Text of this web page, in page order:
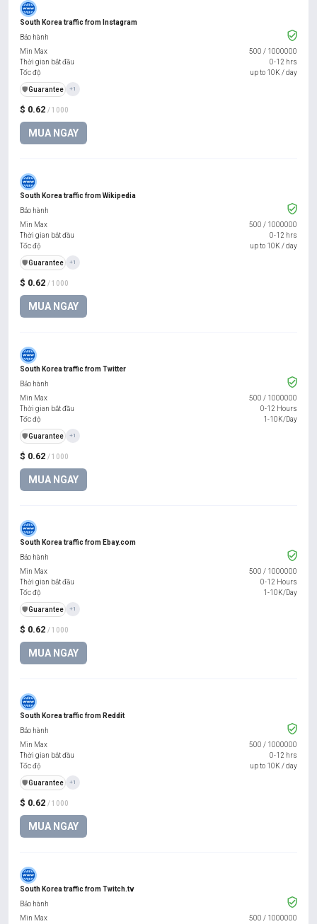
South Korea traffic from Instagram
$ 0.62 / 1000
MUA NGAY
Bảo hành
Min Max
500 / 1000000
Thời gian bắt đầu
0-12 hrs
Tốc độ
up to 10K / day
️🛡️Guarantee +1
South Korea traffic from Wikipedia
$ 0.62 / 1000
MUA NGAY
Bảo hành
Min Max
500 / 1000000
Thời gian bắt đầu
0-12 hrs
Tốc độ
up to 10K / day
️🛡️Guarantee +1
South Korea traffic from Twitter
$ 0.62 / 1000
MUA NGAY
Bảo hành
Min Max
500 / 1000000
Thời gian bắt đầu
0-12 Hours
Tốc độ
1-10K/Day
️🛡️Guarantee +1
South Korea traffic from Ebay.com
$ 0.62 / 1000
MUA NGAY
Bảo hành
Min Max
500 / 1000000
Thời gian bắt đầu
0-12 Hours
Tốc độ
1-10K/Day
️🛡️Guarantee +1
South Korea traffic from Reddit
$ 0.62 / 1000
MUA NGAY
Bảo hành
Min Max
500 / 1000000
Thời gian bắt đầu
0-12 hrs
Tốc độ
up to 10K / day
️🛡️Guarantee +1
South Korea traffic from Twitch.tv
Bảo hành
Min Max
500 / 1000000